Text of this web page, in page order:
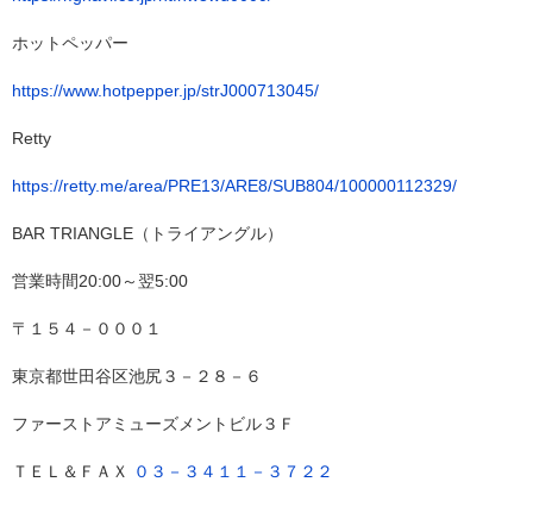
ホットペッパー
https://www.hotpepper.jp/strJ000713045/
Retty
https://retty.me/area/PRE13/ARE8/SUB804/100000112329/
BAR TRIANGLE（トライアングル）
営業時間20:00～翌5:00
〒１５４－０００１
東京都世田谷区池尻３－２８－６
ファーストアミューズメントビル３Ｆ
ＴＥＬ＆ＦＡＸ ０３－３４１１－３７２２